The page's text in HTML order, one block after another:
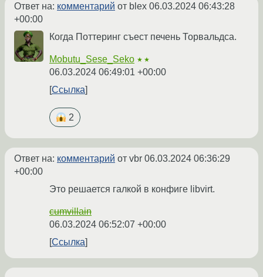
Ответ на: комментарий от blex 06.03.2024 06:43:28
+00:00
Когда Поттеринг съест печень Торвальдса.
Mobutu_Sese_Seko ★★
06.03.2024 06:49:01 +00:00
Ссылка
2
Ответ на: комментарий от vbr 06.03.2024 06:36:29
+00:00
Это решается галкой в конфиге libvirt.
cumvillain
06.03.2024 06:52:07 +00:00
Ссылка